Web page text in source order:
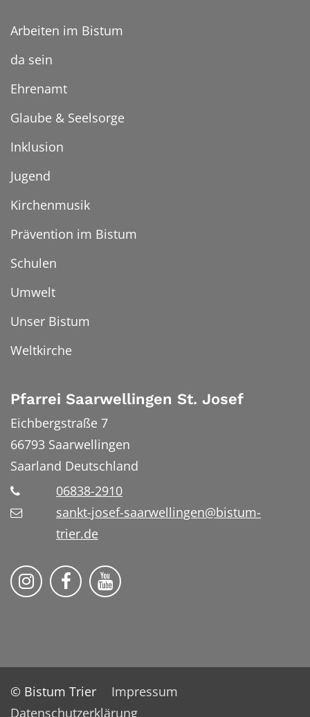
Arbeiten im Bistum
da sein
Ehrenamt
Glaube & Seelsorge
Inklusion
Jugend
Kirchenmusik
Prävention im Bistum
Schulen
Umwelt
Unser Bistum
Weltkirche
Pfarrei Saarwellingen St. Josef
Eichbergstraße 7
66793 Saarwellingen
Saarland Deutschland
06838-2910
sankt-josef-saarwellingen@bistum-
trier.de
Folge uns auf Instragram
Folge uns auf Facebook
Fogle uns auf YouTube
© Bistum Trier
Impressum
Datenschutzerklärung